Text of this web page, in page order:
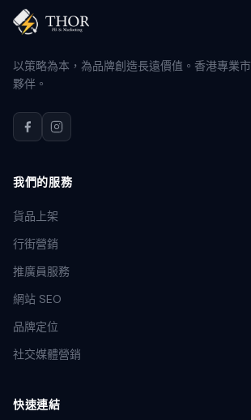
以策略為本，為品牌創造長遠價值。香港專業
夥伴。
我們的服務
貨品上架
行街營銷
推廣員服務
網站 SEO
品牌定位
社交媒體營銷
快速連結